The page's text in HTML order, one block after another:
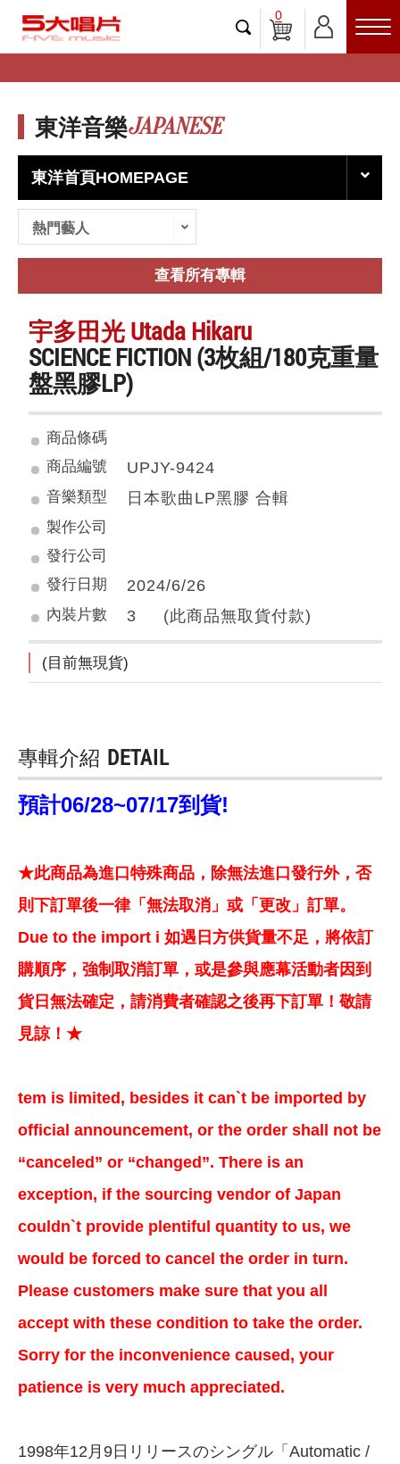
0
東洋音樂JAPANESE
東洋首頁HOMEPAGE
熱門藝人
查看所有專輯
宇多田光 Utada Hikaru
SCIENCE FICTION (3枚組/180克重量
盤黑膠LP)
商品條碼
商品編號
UPJY-9424
音樂類型 日本歌曲LP黑膠 合輯
製作公司
發行公司
發行日期
2024/6/26
內裝片數 3 (此商品無取貨付款)
(目前無現貨)
專輯介紹 DETAIL
預計06/28~07/17到貨!
★此商品為進口特殊商品，除無法進口發行外，否
則下訂單後一律「無法取消」或「更改」訂單。
Due to the import i 如遇日方供貨量不足，將依訂
購順序，強制取消訂單，或是參與應幕活動者因到
貨日無法確定，請消費者確認之後再下訂單！敬請
見諒！★
tem is limited, besides it can`t be imported by
official announcement, or the order shall not be
“canceled” or “changed”. There is an
exception, if the sourcing vendor of Japan
couldn`t provide plentiful quantity to us, we
would be forced to cancel the order in turn.
Please customers make sure that you all
accept with these condition to take the order.
Sorry for the inconvenience caused, your
patience is very much appreciated.
1998年12月9日リリースのシングル「Automatic /